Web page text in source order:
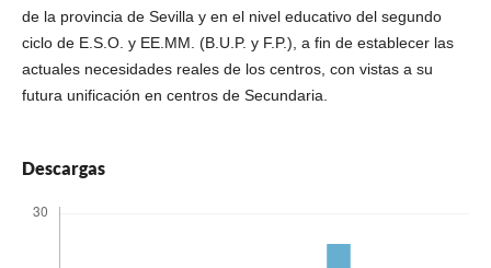
de la provincia de Sevilla y en el nivel educativo del segundo
ciclo de E.S.O. y EE.MM. (B.U.P. y F.P.), a fin de establecer las
actuales necesidades reales de los centros, con vistas a su
futura unificación en centros de Secundaria.
Descargas